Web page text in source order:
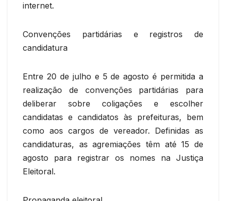
internet.
Convenções partidárias e registros de
candidatura
Entre 20 de julho e 5 de agosto é permitida a
realização de convenções partidárias para
deliberar sobre coligações e escolher
candidatas e candidatos às prefeituras, bem
como aos cargos de vereador. Definidas as
candidaturas, as agremiações têm até 15 de
agosto para registrar os nomes na Justiça
Eleitoral.